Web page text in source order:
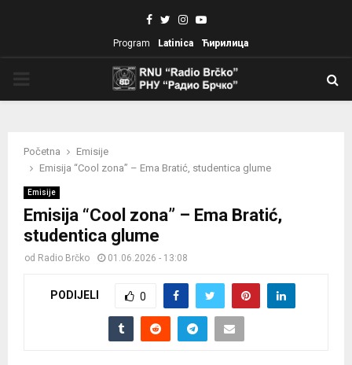
Facebook
TwitterInstagram
Youtube
Program Latinica Ћирилица
Početna
Emisije
Emisija “Cool zona” – Ema Bratić, studentica glume
Emisije
Emisija “Cool zona” – Ema Bratić,
studentica glume
od Radio Brčko 01.06.2026 - 13:08
PODIJELI 0